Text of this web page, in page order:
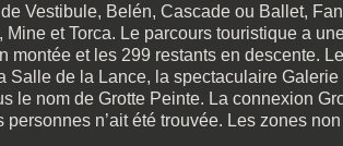
Vestibule, Belén, Cascade ou Ballet,
et Torca. Le parcours touristique a
et les 299 restants en descente.
de la Lance, la spectaculaire
le nom de Grotte Peinte. La connexion
n’ait été trouvée. Les zones